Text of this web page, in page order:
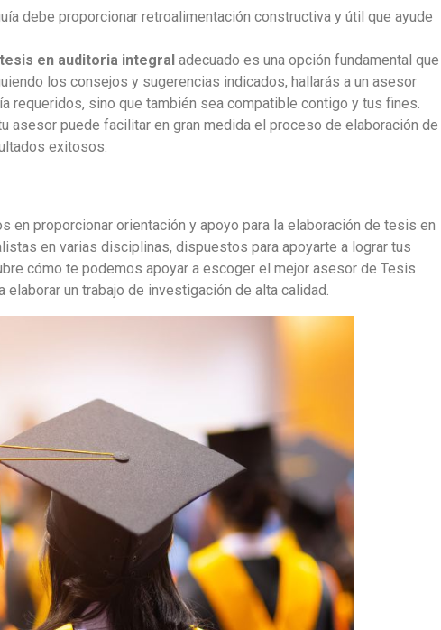
debe proporcionar retroalimentación constructiva y útil que ayude
en auditoria integral adecuado es una opción fundamental que
los consejos y sugerencias indicados, hallarás a un asesor
requeridos, sino que también sea compatible contigo y tus fines.
asesor puede facilitar en gran medida el proceso de elaboración de
exitosos.
en proporcionar orientación y apoyo para la elaboración de tesis en
en varias disciplinas, dispuestos para apoyarte a lograr tus
cómo te podemos apoyar a escoger el mejor asesor de Tesis
un trabajo de investigación de alta calidad.